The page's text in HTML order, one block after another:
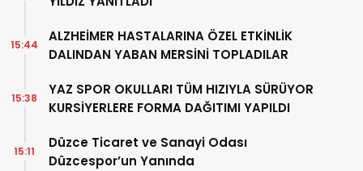
ALZHEİMER HASTALARINA ÖZEL ETKİNLİK
DALINDAN YABAN MERSİNİ TOPLADILAR
15:44
YAZ SPOR OKULLARI TÜM HIZIYLA SÜRÜYOR
KURSİYERLERE FORMA DAĞITIMI YAPILDI
15:38
Düzce Ticaret ve Sanayi Odası
Düzcespor’un Yanında
15:11